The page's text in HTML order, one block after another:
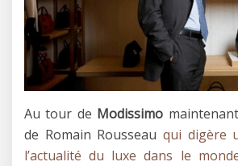
Au tour de Modissimo
de Romain Rousseau qui digère
l’actualité du luxe dans le